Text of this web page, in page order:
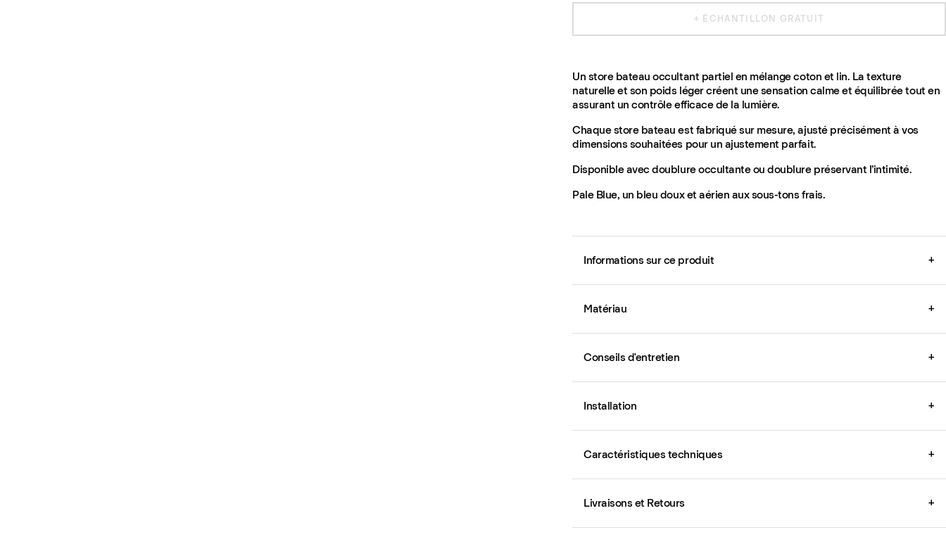
+ ÉCHANTILLON GRATUIT
Un store bateau occultant partiel en mélange coton et lin. La texture
naturelle et son poids léger créent une sensation calme et équilibrée tout en
assurant un contrôle efficace de la lumière.
Chaque store bateau est fabriqué sur mesure, ajusté précisément à vos
dimensions souhaitées pour un ajustement parfait.
Disponible avec doublure occultante ou doublure préservant l’intimité.
Pale Blue, un bleu doux et aérien aux sous-tons frais.
Informations sur ce produit +
Matériau +
Conseils d'entretien +
Installation +
Caractéristiques techniques +
Livraisons et Retours +